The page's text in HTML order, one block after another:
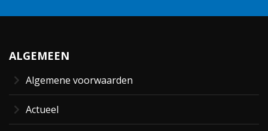
ALGEMEEN
Algemene voorwaarden
Actueel